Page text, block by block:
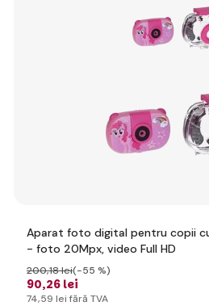
Aparat foto digital pentru copii
- foto 20Mpx, video Full HD
90,26 lei
200,18 lei(-55 %)
74,59 lei fără TVA